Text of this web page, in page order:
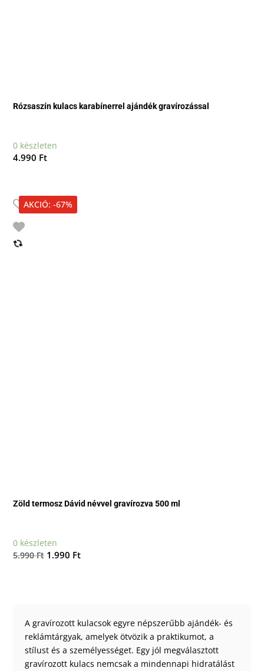
Rózsaszín kulacs karabínerrel ajándék gravírozással
0 készleten
4.990 Ft
AKCIÓ: -67%
Zöld termosz Dávid névvel gravírozva 500 ml
0 készleten
5.990Ft Original
1.990 FtCurrent
A gravírozott kulacsok egyre népszerűbb ajándék- és
reklámtárgyak, amelyek ötvözik a praktikumot, a
stílust és a személyességet. Egy jól megválasztott
gravírozott kulacs nemcsak a mindennapi hidratálást